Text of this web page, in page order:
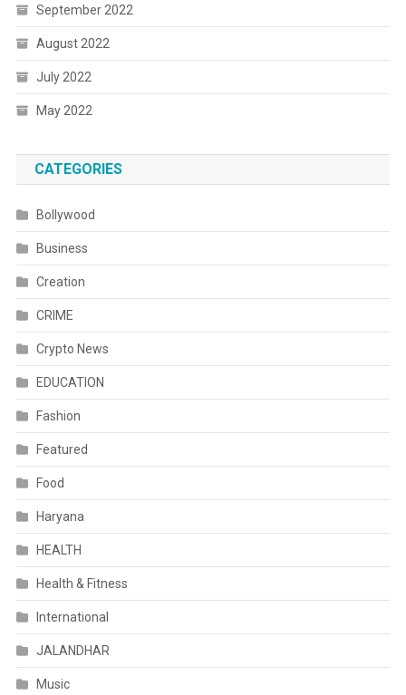
September 2022
August 2022
July 2022
May 2022
CATEGORIES
Bollywood
Business
Creation
CRIME
Crypto News
EDUCATION
Fashion
Featured
Food
Haryana
HEALTH
Health & Fitness
International
JALANDHAR
Music